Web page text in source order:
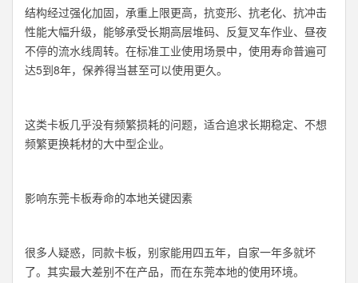
结构经过强化加固，承重上限更高，抗变形、抗老化、抗冲击
性能大幅升级，能够承受长期高层堆码、反复叉车作业、昼夜
不停的流水线周转。在标准工业使用场景中，使用寿命普遍可
达5到8年，保养得当甚至可以使用更久。
这类卡板几乎没有频繁损耗的问题，适合追求长期稳定、不想
频繁更换耗材的大中型企业。
影响东莞卡板寿命的本地关键因素
很多人疑惑，同款卡板，别家能用四五年，自家一年多就坏
了。其实最大差别不在产品，而在东莞本地的使用环境。